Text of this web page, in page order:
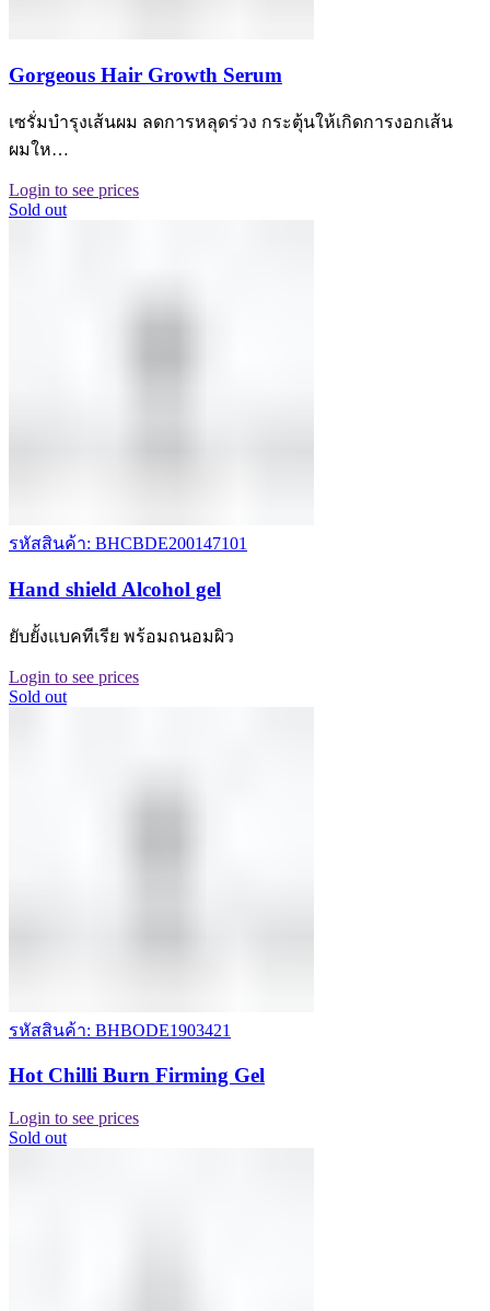
Gorgeous Hair Growth Serum
เซรั่มบำรุงเส้นผม ลดการหลุดร่วง กระตุ้นให้เกิดการงอกเส้น
ผมให…
Login to see prices
Sold out
รหัสสินค้า: BHCBDE200147101
Hand shield Alcohol gel
ยับยั้งแบคทีเรีย พร้อมถนอมผิว
Login to see prices
Sold out
รหัสสินค้า: BHBODE1903421
Hot Chilli Burn Firming Gel
Login to see prices
Sold out